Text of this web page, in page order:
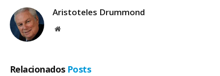
Aristoteles Drummond
Site
Relacionados Posts